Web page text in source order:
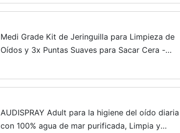
Medi Grade Kit de Jeringuilla para Limpieza de
Oídos y 3x Puntas Suaves para Sacar Cera -
AUDISPRAY Adult para la higiene del oído diaria
con 100% agua de mar purificada, Limpia y